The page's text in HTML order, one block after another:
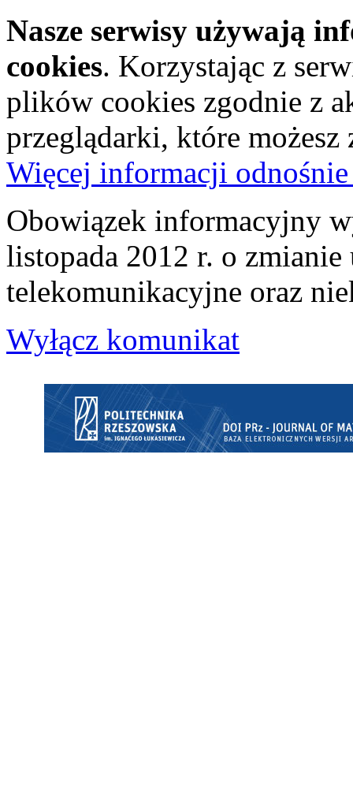
Nasze serwisy używają
cookies. Korzystając z
plików cookies zgodnie z
przeglądarki, które
Więcej informacji
Obowiązek informacyjny
listopada 2012 r. o zmianie
telekomunikacyjne oraz
Wyłącz komunikat